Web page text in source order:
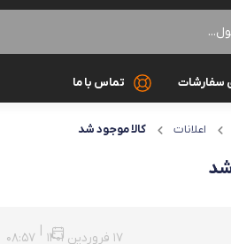
سفارشات تماس با ما
اعلانات کالا موجود شد
شد
17 فروردین 1401 |
08:57